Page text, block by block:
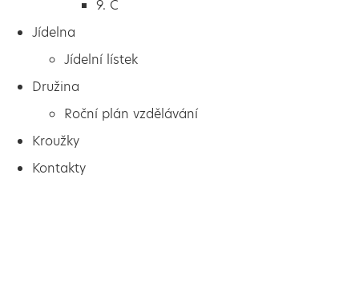
9. C
Jídelna
Jídelní lístek
Družina
Roční plán vzdělávání
Kroužky
Kontakty